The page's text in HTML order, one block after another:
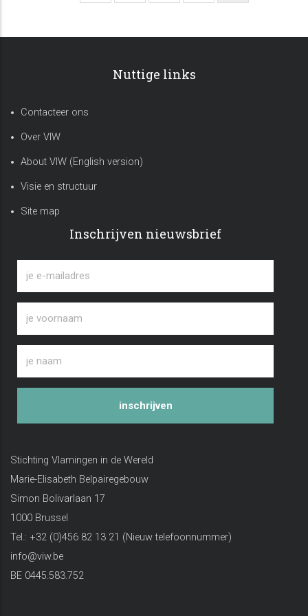
Nuttige links
Contacteer ons
Over VIW
About VIW (English version)
Visie en structuur
Site map
Inschrijven nieuwsbrief
inschrijven
Stichting Vlamingen in de Wereld
Marie-Elisabeth Belpairegebouw
Simon Bolivarlaan 17
1000 Brussel
Tel.: +32 (0)456 82 13 21 (Nieuw telefoonnummer)
info@viw.be
BE 0445.583.752